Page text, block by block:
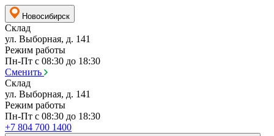
Новосибирск
Склад
ул. Выборная, д. 141
Режим работы
Пн-Пт с 08:30 до 18:30
Сменить
Склад
ул. Выборная, д. 141
Режим работы
Пн-Пт с 08:30 до 18:30
+7 804 700 1400